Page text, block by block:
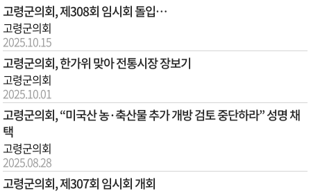
고령군의회, 제308회 임시회 돌입…
고령군의회
2025.10.15
고령군의회, 한가위 맞아 전통시장 장보기
고령군의회
2025.10.01
고령군의회, “미국산 농·축산물 추가 개방 검토 중단하라” 성명 채
택
고령군의회
2025.08.28
고령군의회, 제307회 임시회 개회